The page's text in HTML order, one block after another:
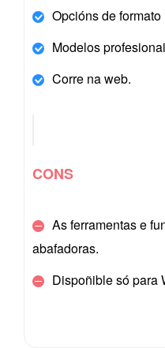
Opcións de formato
Modelos
Corre na web.
CONS
As ferramentas e
abafadoras.
Dispoñible só para